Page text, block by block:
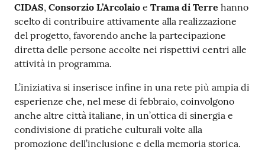
CIDAS, Consorzio L’Arcolaio e Trama di Terre hanno
scelto di contribuire attivamente alla realizzazione
del progetto, favorendo anche la partecipazione
diretta delle persone accolte nei rispettivi centri alle
attività in programma.
L’iniziativa si inserisce infine in una rete più ampia di
esperienze che, nel mese di febbraio, coinvolgono
anche altre città italiane, in un’ottica di sinergia e
condivisione di pratiche culturali volte alla
promozione dell’inclusione e della memoria storica.